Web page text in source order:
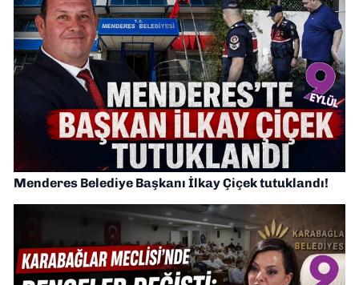
Menderes Belediye Başkanı İlkay Çiçek tutuklandı!